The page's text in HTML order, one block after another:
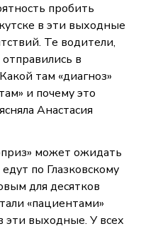
пробить
в эти выходные
Те водители,
в
там «диагноз»
и почему это
Анастасия
может ожидать
по Глазковскому
для десятков
«пациентами»
выходные. У всех